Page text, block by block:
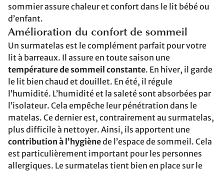
sommier assure chaleur et confort dans le lit bébé ou
d’enfant.
Amélioration du confort de sommeil
Un surmatelas est le complément parfait pour votre
lit à barreaux. Il assure en toute saison une
température de sommeil constante. En hiver, il garde
le lit bien chaud et douillet. En été, il régule
l’humidité. L’humidité et la saleté sont absorbées par
l’isolateur. Cela empêche leur pénétration dans le
matelas. Ce dernier est, contrairement au surmatelas,
plus difficile à nettoyer. Ainsi, ils apportent une
contribution à l’hygiènede l’espace de sommeil. Cela
est particulièrement important pour les personnes
allergiques. Le surmatelas tient bien en place sur le